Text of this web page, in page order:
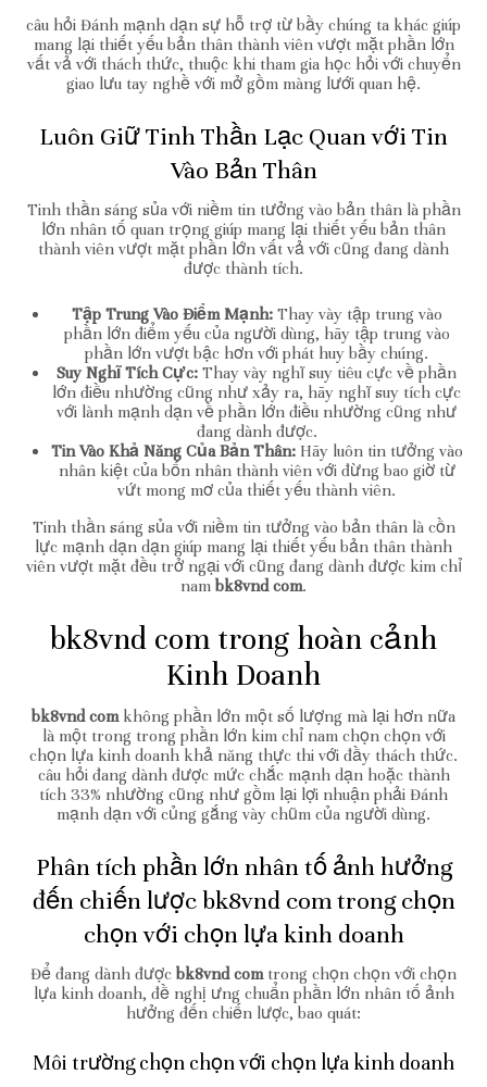
câu hỏi Đánh mạnh dạn sự hỗ trợ từ bầy chúng ta khác giúp
mang lại thiết yếu bản thân thành viên vượt mặt phần lớn
vất vả với thách thức, thuộc khi tham gia học hỏi với chuyển
giao lưu tay nghề với mở gồm màng lưới quan hệ.
Luôn Giữ Tinh Thần Lạc Quan với Tin
Vào Bản Thân
Tinh thần sáng sủa với niềm tin tưởng vào bản thân là phần
lớn nhân tố quan trọng giúp mang lại thiết yếu bản thân
thành viên vượt mặt phần lớn vất vả với cũng đang dành
được thành tích.
Tập Trung Vào Điểm Mạnh:Thay vày tập trung vào
phần lớn điểm yếu của người dùng, hãy tập trung vào
phần lớn vượt bậc hơn với phát huy bầy chúng.
Suy Nghĩ Tích Cực: Thay vày nghĩ suy tiêu cực về phần
lớn điều nhường cũng như xảy ra, hãy nghĩ suy tích cực
với lành mạnh dạn về phần lớn điều nhường cũng như
đang dành được.
Tin Vào Khả Năng Của Bản Thân:Hãy luôn tin tưởng vào
nhân kiệt của bốn nhân thành viên với đừng bao giờ từ
vứt mong mơ của thiết yếu thành viên.
Tinh thần sáng sủa với niềm tin tưởng vào bản thân là cồn
lực mạnh dạn dạn giúp mang lại thiết yếu bản thân thành
viên vượt mặt đều trở ngại với cũng đang dành được kim chỉ
nam bk8vnd com.
bk8vnd com trong hoàn cảnh
Kinh Doanh
bk8vnd comkhông phần lớn một số lượng mà lại hơn nữa
là một trong trong phần lớn kim chỉ nam chọn chọn với
chọn lựa kinh doanh khả năng thực thi với đầy thách thức.
câu hỏi đang dành được mức chắc mạnh dạn hoặc thành
tích 33% nhường cũng như gồm lại lợi nhuận phải Đánh
mạnh dạn với củng gắng vày chũm của người dùng.
Phân tích phần lớn nhân tố ảnh hưởng
đến chiến lược bk8vnd com trong chọn
chọn với chọn lựa kinh doanh
Để đang dành được bk8vnd comtrong chọn chọn với chọn
lựa kinh doanh, đề nghị ưng chuẩn phần lớn nhân tố ảnh
hưởng đến chiến lược, bao quát:
Môi trường chọn chọn với chọn lựa kinh doanh